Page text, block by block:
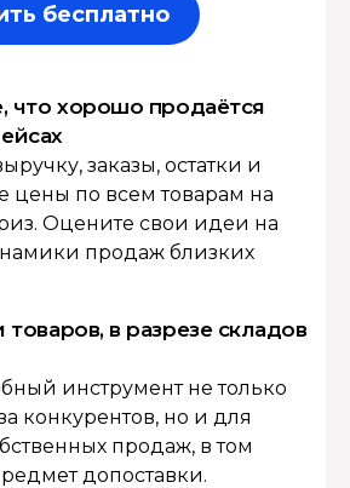
бесплатно
что хорошо продаётся
заказы, остатки и
цены по всем товарам на
Оцените свои идеи на
продаж близких
товаров, в разрезе складов
инструмент не только
конкурентов, но и для
продаж, в том
допоставки.